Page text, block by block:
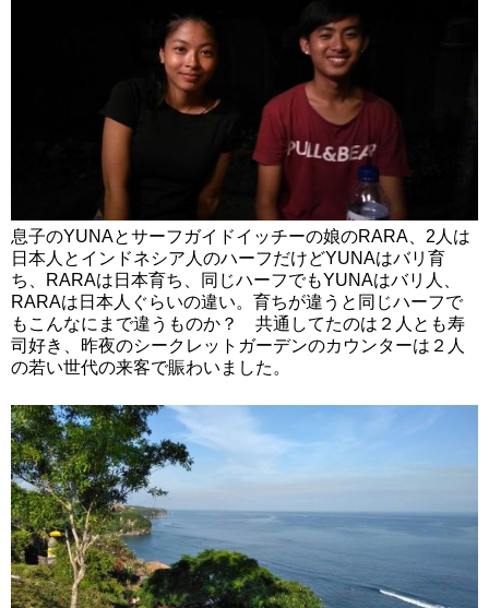
息子のYUNAとサーフガイドイッチーの娘のRARA、2人は
日本人とインドネシア人のハーフだけどYUNAはバリ育
ち、RARAは日本育ち、同じハーフでもYUNAはバリ人、
RARAは日本人ぐらいの違い。育ちが違うと同じハーフで
もこんなにまで違うものか？ 共通してたのは２人とも寿
司好き、昨夜のシークレットガーデンのカウンターは２人
の若い世代の来客で賑わいました。